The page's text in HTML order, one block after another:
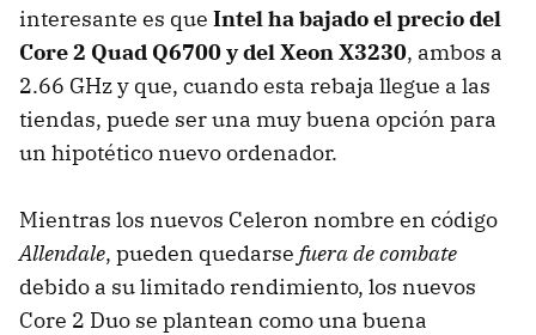
interesante es que Intel ha bajado el precio del
Core 2 Quad Q6700 y del Xeon X3230, ambos a
2.66 GHz y que, cuando esta rebaja llegue a las
tiendas, puede ser una muy buena opción para
un hipotético nuevo ordenador.
Mientras los nuevos Celeron nombre en código
Allendale, pueden quedarse fuera de combate
debido a su limitado rendimiento, los nuevos
Core 2 Duo se plantean como una buena